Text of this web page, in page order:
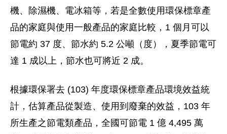
機、除濕機、電冰箱等，若是全數使用環保標章產
品的家庭與使用一般產品的家庭比較，1 個月可以
節電約 37 度、節水約 5.2 公噸（度），夏季節電可
達 1 成以上，節水也可將近 2 成。
根據環保署去 (103) 年度環保標章產品環境效益統
計，估算產品從製造、使用到廢棄的效益，103 年
所生產之節電類產品，全國可節電 1 億 4,495 萬